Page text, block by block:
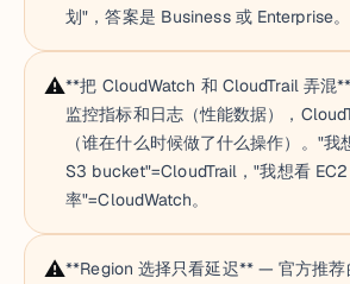
划"，答案是 Business 或 Enterprise。
⚠️**把 CloudWatch 和 CloudTrail 弄混
监控指标和日志（性能数据），
（谁在什么时候做了什么操作）。"我
S3 bucket"=CloudTrail，"我想看
率"=CloudWatch。
⚠️**Region 选择只看延迟** — 官方推荐